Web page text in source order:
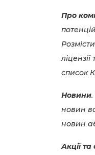
Про
список
Новини.
новин
новин
Акції